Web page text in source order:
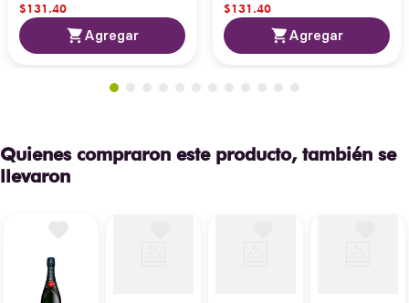
$131.40
Agregar
$131.40
Agregar
Quienes compraron este producto, también se
llevaron